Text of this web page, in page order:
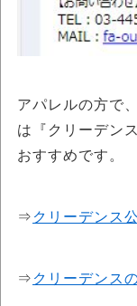
アパレルの方で
は『クリーデン
おすすめです。
⇒ クリーデンス
⇒ クリーデンス